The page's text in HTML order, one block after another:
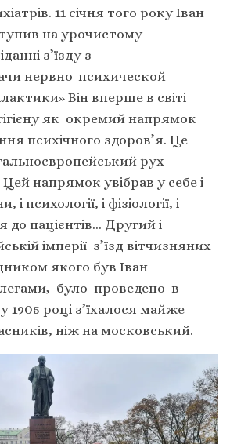
11 січня того року Іван
на урочистому
з’їзду з
нервно-психической
Він вперше в світі
як окремий напрямок
психічного здоров’я. Це
рух
Цей напрямок увібрав у себе і
психології, і фізіології, і
до пацієнтів… Другий і
імперії з’їзд вітчизняних
якого був Іван
було проведено в
1905 році з’їхалося майже
ніж на московський.